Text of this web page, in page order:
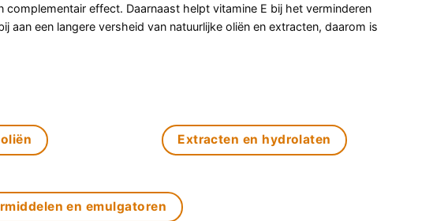
effect. Daarnaast helpt vitamine E bij het verminderen
een langere versheid van natuurlijke oliën en extracten, daarom is
Extracten en hydrolaten
en emulgatoren